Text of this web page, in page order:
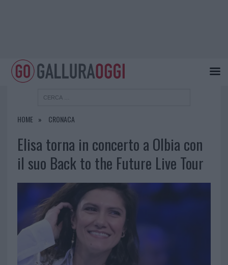
HOME CRONACA
Elisa torna in concerto a Olbia con
il suo Back to the Future Live Tour